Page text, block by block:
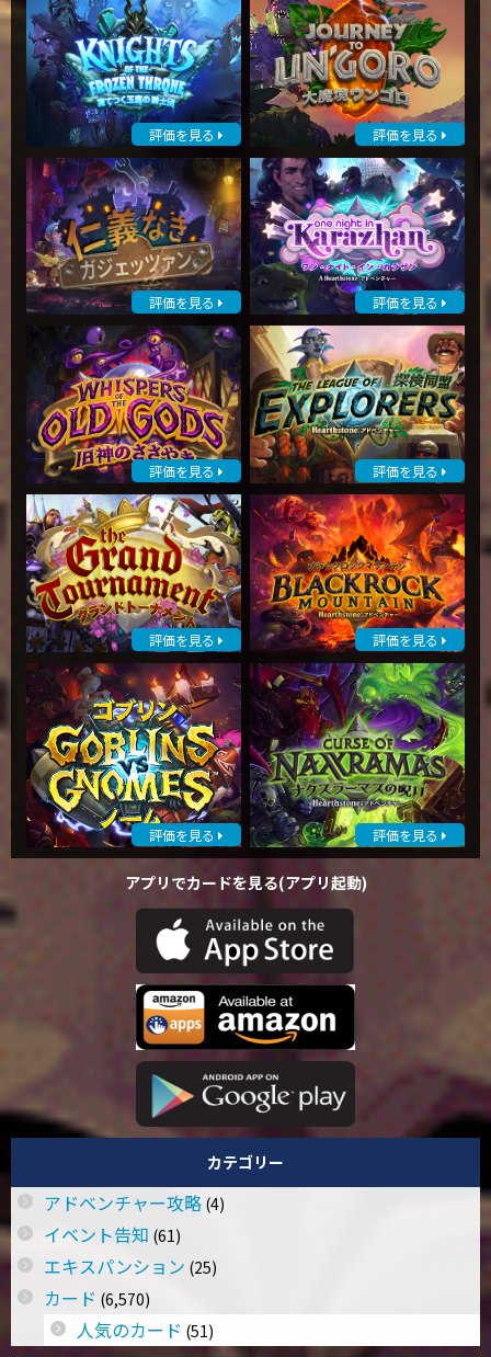
評価を見る 評価を見る
評価を見る 評価を見る
評価を見る 評価を見る
評価を見る 評価を見る
評価を見る 評価を見る
アプリでカードを見る(アプリ起動)
カテゴリー
アドベンチャー攻略 (4)
イベント告知 (61)
エキスパンション (25)
カード (6,570)
人気のカード (51)